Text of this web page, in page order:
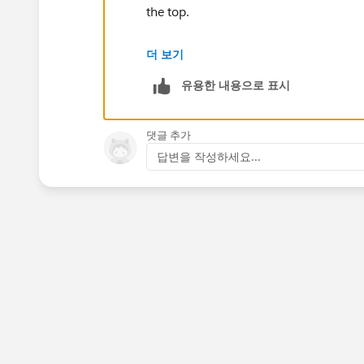
the top.
Here’s more information about
https://help.salesforce.com/
더 보기
유용한 내용으로 표시
댓글 추가
답변을 작성하세요...